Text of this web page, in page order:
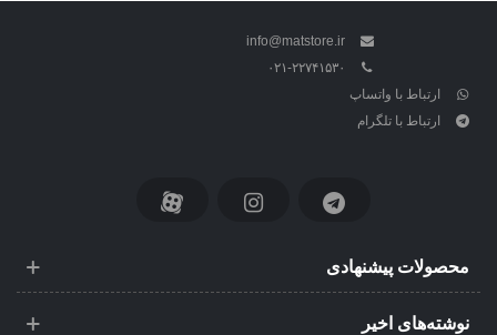
info@matstore.ir
۰۲۱-۲۲۷۴۱۵۳۰
ارتباط با واتساپ
ارتباط با تلگرام
محصولات پیشنهادی
نوشته‌های اخیر